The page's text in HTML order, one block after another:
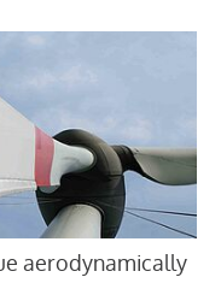
aerodynamically